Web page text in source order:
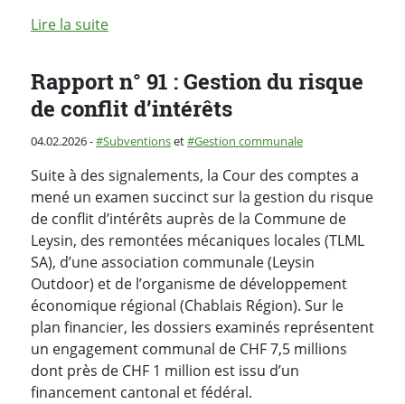
Lire la suitede l'article "Rapport n° 92 : Audit du
Rapport n° 91 : Gestion du risque
de conflit d’intérêts
Publié le
04.02.2026-Catégorie :
Subventionset Gestion communale
Suite à des signalements, la Cour des comptes a
mené un examen succinct sur la gestion du risque
de conflit d’intérêts auprès de la Commune de
Leysin, des remontées mécaniques locales (TLML
SA), d’une association communale (Leysin
Outdoor) et de l’organisme de développement
économique régional (Chablais Région). Sur le
plan financier, les dossiers examinés représentent
un engagement communal de CHF 7,5 millions
dont près de CHF 1 million est issu d’un
financement cantonal et fédéral.